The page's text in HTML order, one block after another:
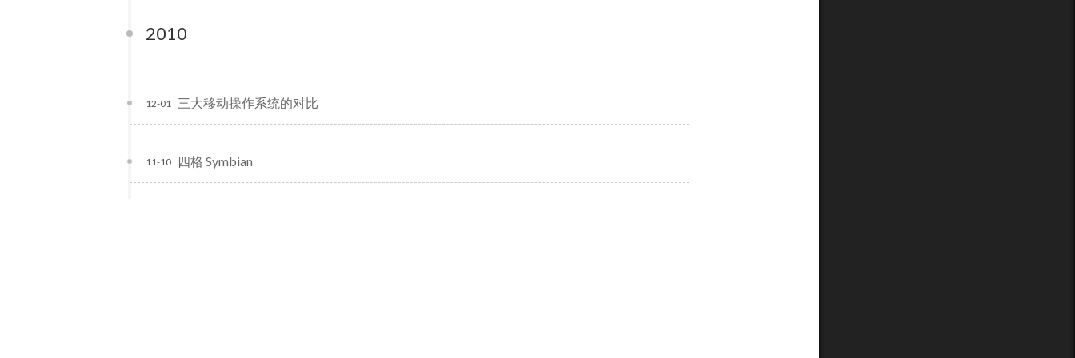
2010
三大移动操作系统的对比
12-01
四格 Symbian
11-10